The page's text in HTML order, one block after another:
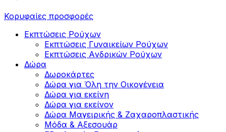
Κορυφαίες προσφορές
Εκπτώσεις Ρούχων
Εκπτώσεις Γυναικείων Ρούχων
Εκπτώσεις Aνδρικών Ρούχων
Δώρα
Δωροκάρτες
Δώρα για Όλη την Οικογένεια
Δώρα για εκείνη
Δώρα για εκείνον
Δώρα Μαγειρικής & Ζαχαροπλαστικής
Μόδα & Αξεσουάρ